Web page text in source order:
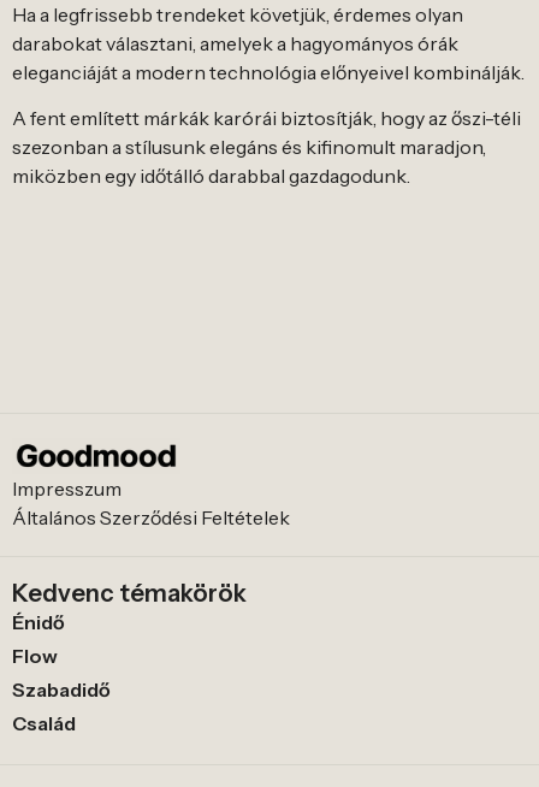
Ha a legfrissebb trendeket követjük, érdemes olyan
darabokat választani, amelyek a hagyományos órák
eleganciáját a modern technológia előnyeivel kombinálják.
A fent említett márkák karórái biztosítják, hogy az őszi-téli
szezonban a stílusunk elegáns és kifinomult maradjon,
miközben egy időtálló darabbal gazdagodunk.
Impresszum
Általános Szerződési Feltételek
Kedvenc témakörök
Énidő
Flow
Szabadidő
Család